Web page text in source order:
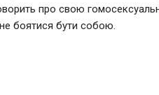
про свою
боятися бути собою.